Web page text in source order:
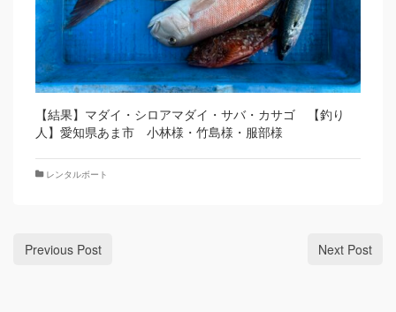
【結果】マダイ・シロアマダイ・サバ・カサゴ 【釣り
人】愛知県あま市 小林様・竹島様・服部様
レンタルボート
Previous Post Next Post